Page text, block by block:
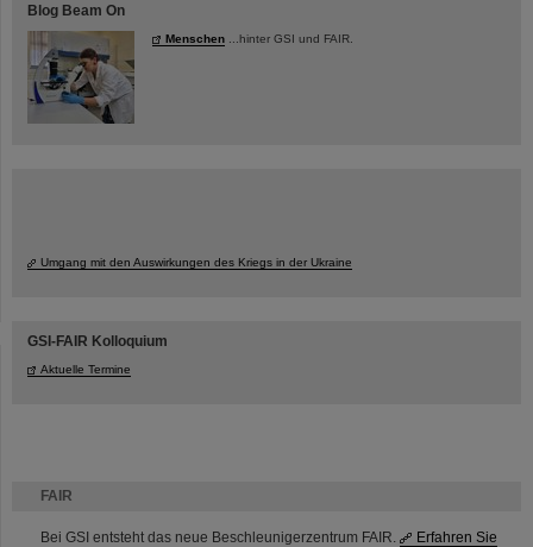
FAIR
Bei GSI entsteht das neue Beschleunigerzentrum FAIR.
Erfahren Sie
Blog Beam On
Menschen ...hinter GSI und FAIR.
Umgang mit den Auswirkungen des Kriegs in der Ukraine
GSI-FAIR Kolloquium
Aktuelle Termine